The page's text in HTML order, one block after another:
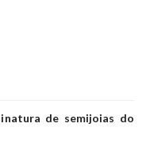
de semijoias do